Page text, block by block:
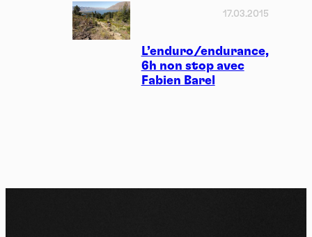
L’enduro/endurance,
6h non stop avec
Fabien Barel
17.03.2015